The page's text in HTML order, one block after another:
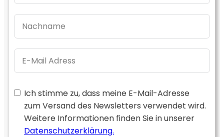
Ich stimme zu, dass meine E-Mail-Adresse
zum Versand des Newsletters verwendet wird.
Weitere Informationen finden Sie in unserer
Datenschutzerklärung.